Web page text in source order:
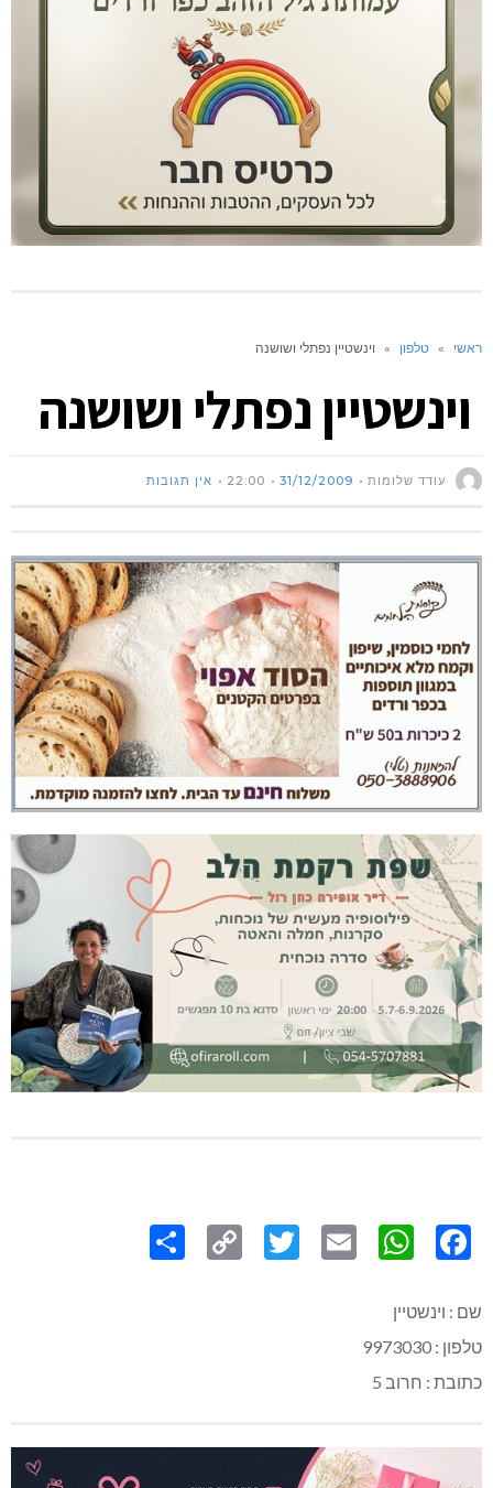
ראשי » טלפון » וינשטיין נפתלי ושושנה
וינשטיין נפתלי ושושנה
עודד שלומות 31/12/2009
22:00 אין תגובות
Link
שם : וינשטיין
טלפון : 9973030
כתובת : חרוב 5